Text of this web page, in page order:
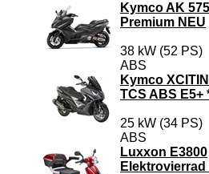
Kymco AK
Premium NEU
38 kW (52 PS)
ABS
Kymco
TCS ABS E5+
25 kW (34 PS)
ABS
Luxxon E3800
Elektrovierrad